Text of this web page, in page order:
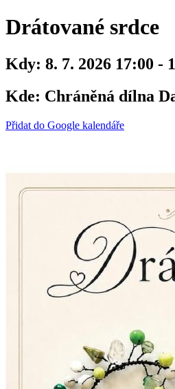
Drátované srdce
Kdy: 8. 7. 2026 17:00 -
Kde: Chráněná dílna
Přidat do Google kalendáře